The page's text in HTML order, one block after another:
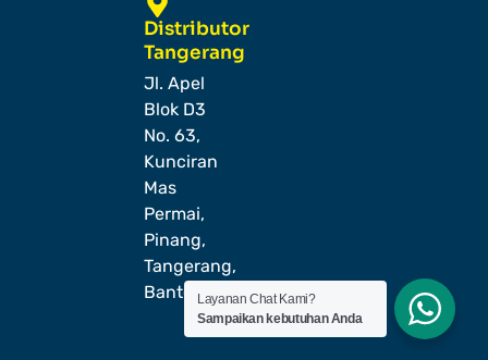
Distributor
Tangerang
Jl. Apel
Blok D3
No. 63,
Kunciran
Mas
Permai,
Pinang,
Tangerang,
BantenLayanan Chat Kami?
Sampaikan kebutuhan Anda